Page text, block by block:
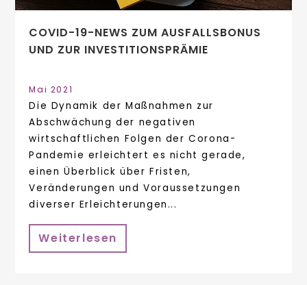
COVID-19-NEWS ZUM AUSFALLSBONUS
UND ZUR INVESTITIONSPRÄMIE
Mai 2021
Die Dynamik der Maßnahmen zur
Abschwächung der negativen
wirtschaftlichen Folgen der Corona-
Pandemie erleichtert es nicht gerade,
einen Überblick über Fristen,
Veränderungen und Voraussetzungen
diverser Erleichterungen...
Weiterlesen